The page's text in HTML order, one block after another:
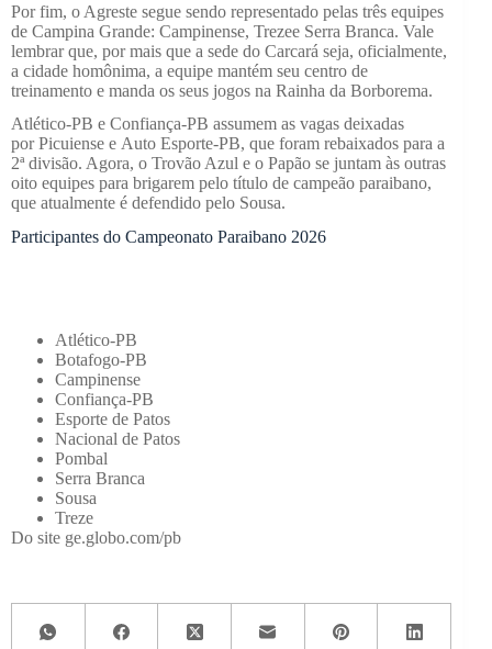
Por fim, o Agreste segue sendo representado pelas três equipes
de Campina Grande: Campinense, Trezee Serra Branca. Vale
lembrar que, por mais que a sede do Carcará seja, oficialmente,
a cidade homônima, a equipe mantém seu centro de
treinamento e manda os seus jogos na Rainha da Borborema.
Atlético-PB e Confiança-PB assumem as vagas deixadas
por Picuiense e Auto Esporte-PB, que foram rebaixados para a
2ª divisão. Agora, o Trovão Azul e o Papão se juntam às outras
oito equipes para brigarem pelo título de campeão paraibano,
que atualmente é defendido pelo Sousa.
Participantes do Campeonato Paraibano 2026
Atlético-PB
Botafogo-PB
Campinense
Confiança-PB
Esporte de Patos
Nacional de Patos
Pombal
Serra Branca
Sousa
Treze
Do site ge.globo.com/pb